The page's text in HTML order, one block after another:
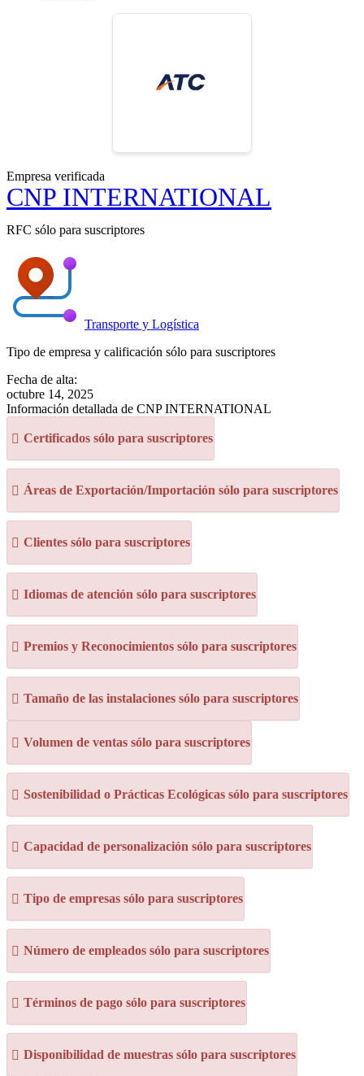
Empresa verificada
CNP INTERNATIONAL
RFC sólo para suscriptores
Transporte y Logística
Tipo de empresa y calificación sólo para suscriptores
Fecha de alta:
octubre 14, 2025
Información detallada de CNP INTERNATIONAL
Certificados sólo para suscriptores
Áreas de Exportación/Importación sólo para suscriptores
Clientes sólo para suscriptores
Idiomas de atención sólo para suscriptores
Premios y Reconocimientos sólo para suscriptores
Tamaño de las instalaciones sólo para suscriptores
Volumen de ventas sólo para suscriptores
Sostenibilidad o Prácticas Ecológicas sólo para suscriptores
Capacidad de personalización sólo para suscriptores
Tipo de empresas sólo para suscriptores
Número de empleados sólo para suscriptores
Términos de pago sólo para suscriptores
Disponibilidad de muestras sólo para suscriptores